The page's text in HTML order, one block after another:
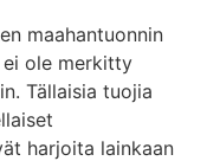
maahantuonnin
ei ole merkitty
Tällaisia tuojia
harjoita lainkaan